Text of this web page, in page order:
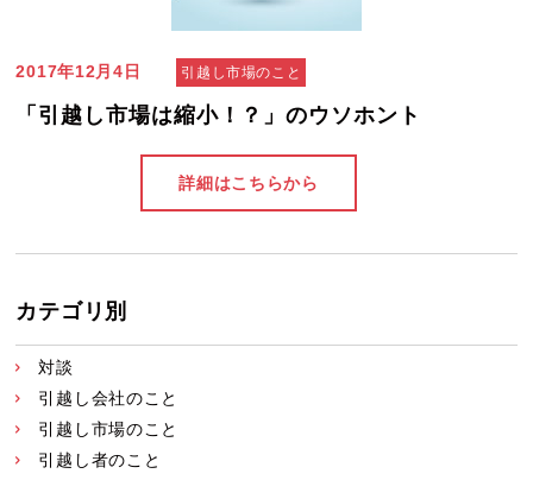
2017年12月4日 引越し市場のこと
「引越し市場は縮小！？」のウソホント
詳細はこちらから
カテゴリ別
対談
引越し会社のこと
引越し市場のこと
引越し者のこと